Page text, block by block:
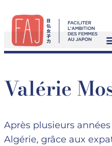
Valérie
Après plusieurs
Algérie, grâce aux